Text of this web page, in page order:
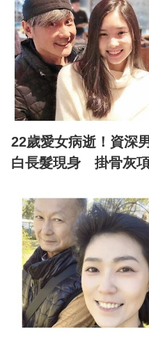
22歲愛女病逝！資深
白長髮現身 掛骨灰